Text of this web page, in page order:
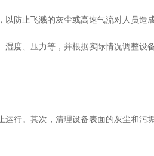
防止飞溅的灰尘或高速气流对人员造成
度、压力等，并根据实际情况调整设
。其次，清理设备表面的灰尘和污